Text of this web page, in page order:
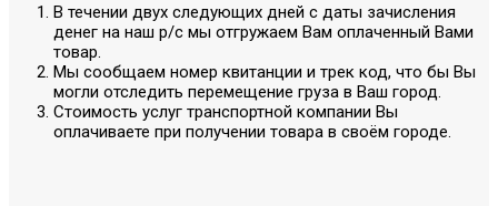
В течении двух следующих дней с даты зачисления
денег на наш р/с мы отгружаем Вам оплаченный Вами
товар.
Мы сообщаем номер квитанции и трек код, что бы Вы
могли отследить перемещение груза в Ваш город.
Стоимость услуг транспортной компании Вы
оплачиваете при получении товара в своём городе.